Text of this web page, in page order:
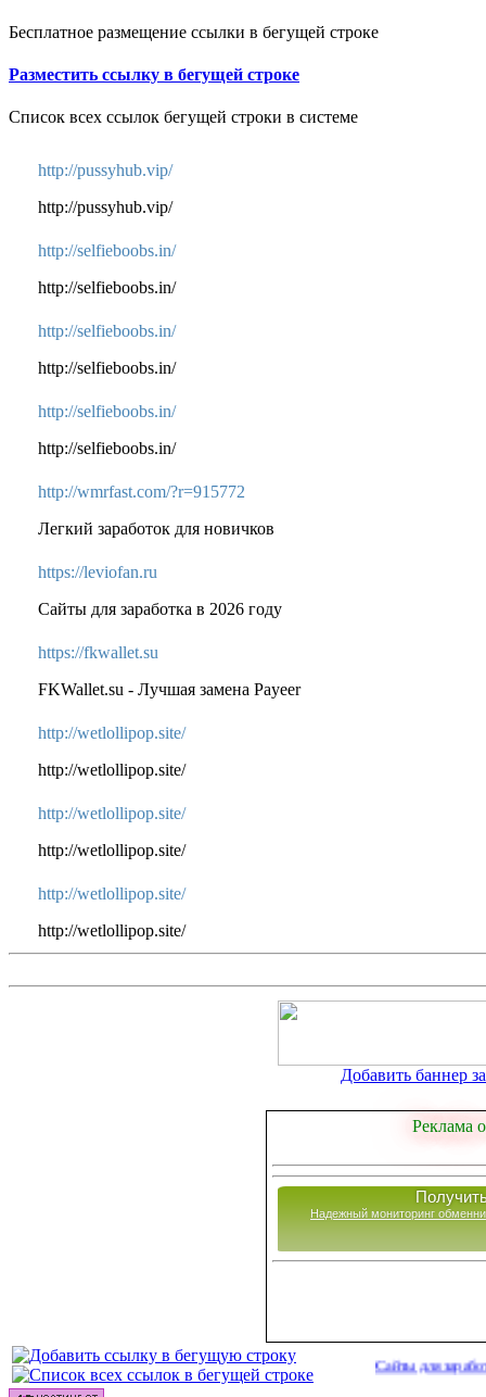
Бесплатное размещение ссылки в бегущей строке
Разместить ссылку в бегущей строке
Список всех ссылок бегущей строки в системе
http://pussyhub.vip/
http://pussyhub.vip/
http://selfieboobs.in/
http://selfieboobs.in/
http://selfieboobs.in/
http://selfieboobs.in/
http://selfieboobs.in/
http://selfieboobs.in/
http://wmrfast.com/?r=915772
Легкий заработок для новичков
https://leviofan.ru
Сайты для заработка в 2026 году
https://fkwallet.su
FKWallet.su - Лучшая замена Payeer
http://wetlollipop.site/
http://wetlollipop.site/
http://wetlollipop.site/
http://wetlollipop.site/
http://wetlollipop.site/
http://wetlollipop.site/
Добавить баннер
Реклама
Надежный мониторинг
Сайты для заработка в